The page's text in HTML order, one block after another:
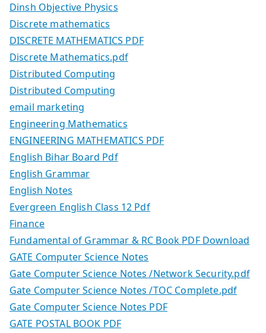
Dinsh Objective Physics
Discrete mathematics
DISCRETE MATHEMATICS PDF
Discrete Mathematics.pdf
Distributed Computing
Distributed Computing
email marketing
Engineering Mathematics
ENGINEERING MATHEMATICS PDF
English Bihar Board Pdf
English Grammar
English Notes
Evergreen English Class 12 Pdf
Finance
Fundamental of Grammar & RC Book PDF Download
GATE Computer Science Notes
Gate Computer Science Notes /Network Security.pdf
Gate Computer Science Notes /TOC Complete.pdf
Gate Computer Science Notes PDF
GATE POSTAL BOOK PDF